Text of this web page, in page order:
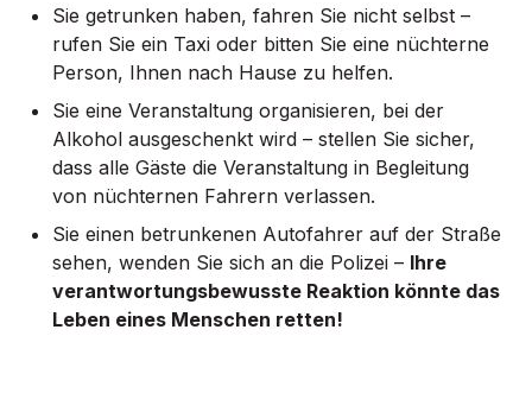
Sie getrunken haben, fahren Sie nicht selbst –
rufen Sie ein Taxi oder bitten Sie eine nüchterne
Person, Ihnen nach Hause zu helfen.
Sie eine Veranstaltung organisieren, bei der
Alkohol ausgeschenkt wird – stellen Sie sicher,
dass alle Gäste die Veranstaltung in Begleitung
von nüchternen Fahrern verlassen.
Sie einen betrunkenen Autofahrer auf der Straße
sehen, wenden Sie sich an die Polizei – Ihre
verantwortungsbewusste Reaktion könnte das
Leben eines Menschen retten!